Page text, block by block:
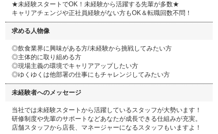
★未経験スタートでOK！未経験から活躍する先輩が多数★
キャリアチェンジや正社員経験がない方もOK＆転職回数不問！
求める人物像
◎飲食業界に興味がある方/未経験から挑戦してみたい方
◎主体的に取り組める方
◎現場主義の環境でキャリアアップしたい方
◎ゆくゆくは他部署の仕事にもチャレンジしてみたい方
未経験者へのメッセージ
当社では未経験スタートから活躍しているスタッフが大勢います！
研修制度や先輩のサポートなどあなたが成長できる仕組みが充実。
店舗スタッフから店長、マネージャーになるスタッフもいますよ！